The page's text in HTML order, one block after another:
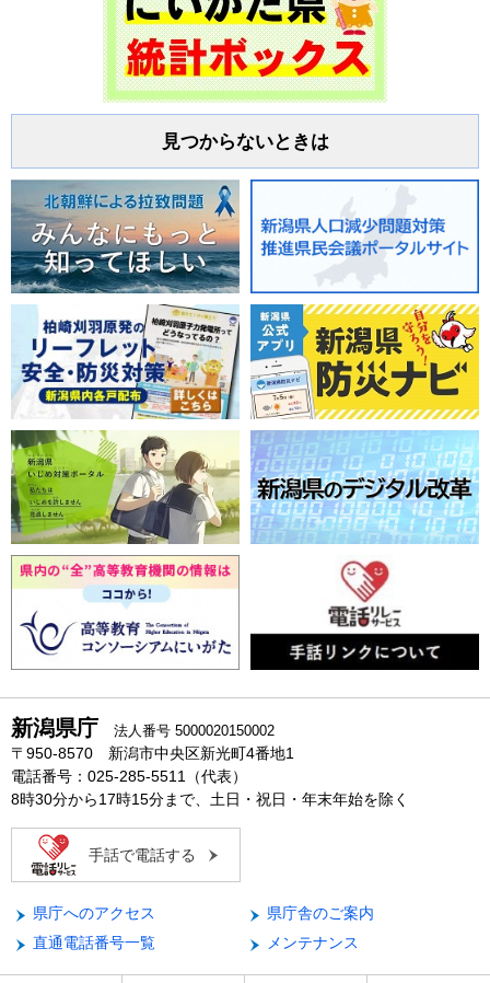
見つからないときは
新潟県庁 法人番号 5000020150002
〒950-8570 新潟市中央区新光町4番地1
電話番号：025-285-5511（代表）
8時30分から17時15分まで、土日・祝日・年末年始を除く
手話で電話する
県庁へのアクセス
県庁舎のご案内
直通電話番号一覧
メンテナンス